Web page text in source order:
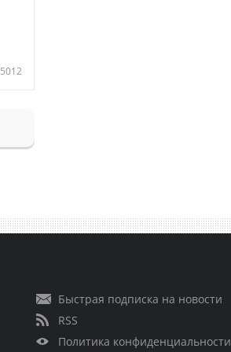
5012
Быстрая подписка на новости
RSS
Политика конфиденциальности